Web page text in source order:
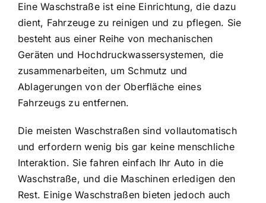
Eine Waschstraße ist eine Einrichtung, die dazu
dient, Fahrzeuge zu reinigen und zu pflegen. Sie
besteht aus einer Reihe von mechanischen
Geräten und Hochdruckwassersystemen, die
zusammenarbeiten, um Schmutz und
Ablagerungen von der Oberfläche eines
Fahrzeugs zu entfernen.
Die meisten Waschstraßen sind vollautomatisch
und erfordern wenig bis gar keine menschliche
Interaktion. Sie fahren einfach Ihr Auto in die
Waschstraße, und die Maschinen erledigen den
Rest. Einige Waschstraßen bieten jedoch auch